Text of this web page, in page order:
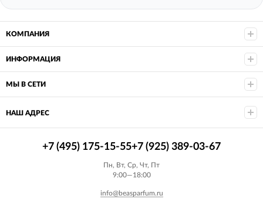
КОМПАНИЯ
ИНФОРМАЦИЯ
МЫ В СЕТИ
НАШ АДРЕС
+7 (495) 175-15-55+7 (925) 389-03-67
Пн, Вт, Ср, Чт, Пт
9:00—18:00
info@beasparfum.ru